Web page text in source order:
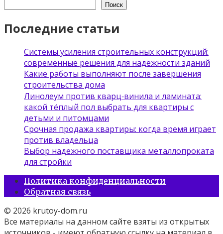
Поиск
Последние статьи
Системы усиления строительных конструкций:
современные решения для надёжности зданий
Какие работы выполняют после завершения
строительства дома
Линолеум против кварц‑винила и ламината:
какой тёплый пол выбрать для квартиры с
детьми и питомцами
Срочная продажа квартиры: когда время играет
против владельца
Выбор надежного поставщика металлопроката
для стройки
Политика конфиденциальности
Обратная связь
© 2026 krutoy-dom.ru
Все материалы на данном сайте взяты из открытых